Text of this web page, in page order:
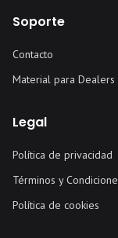
Soporte
Contacto
Material para Dealers
Legal
Política de privacidad
Términos y
Política de cookies